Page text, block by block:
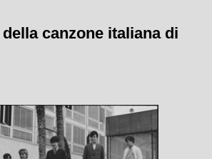
canzone italiana di